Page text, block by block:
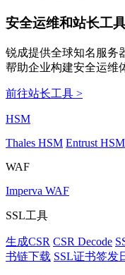
安全运维和站长工
锐成提供全球知名服务
帮助企业构建安全运维
前往站长工具 >
HSM
Thales HSM Entrust HSM
WAF
Imperva WAF
SSL工具
生成CSR CSR Decode
书链下载 SSL证书签发